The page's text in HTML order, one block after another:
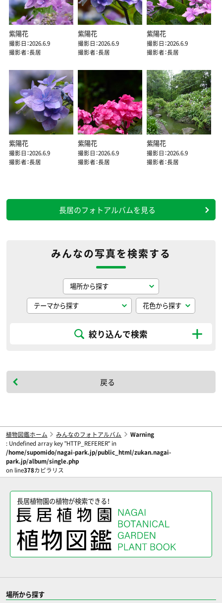
紫陽花
撮影日：2026.6.9
撮影者：長居
紫陽花
撮影日：2026.6.9
撮影者：長居
紫陽花
撮影日：2026.6.9
撮影者：長居
紫陽花
撮影日：2026.6.9
撮影者：長居
紫陽花
撮影日：2026.6.9
撮影者：長居
紫陽花
撮影日：2026.6.9
撮影者：長居
長居のフォトアルバムを見る
みんなの写真を検索する
絞り込んで検索
戻る
植物図鑑ホーム みんなのフォトアルバム
Warning
: Undefined array key "HTTP_REFERER" in
/home/supomido/nagai-park.jp/public_html/zukan.nagai-
park.jp/album/single.php
on line378カピラリス
長居植物園の植物が検索できる！
場所から探す